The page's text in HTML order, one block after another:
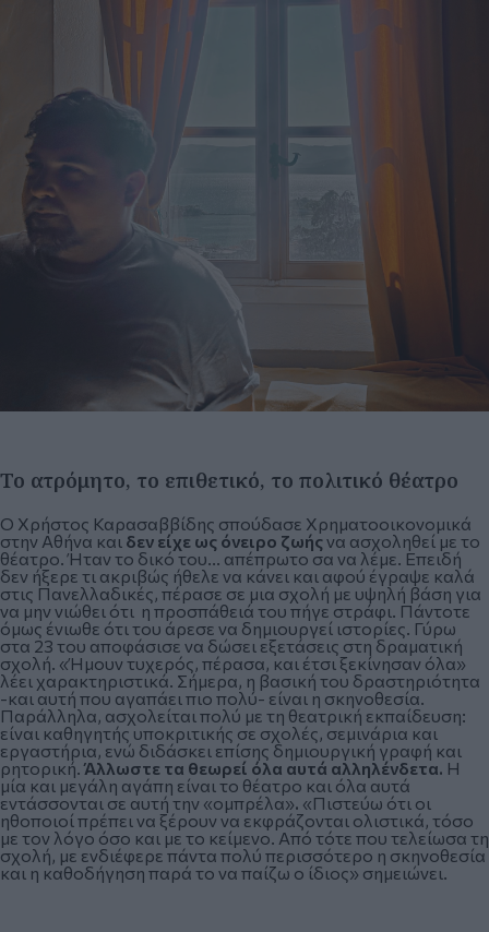
Το ατρόμητο, το επιθετικό, το πολιτικό θέατρο
Ο Χρήστος Καρασαββίδης σπούδασε Χρηματοοικονομικά
στην Αθήνα και δεν είχε ως όνειρο ζωήςνα ασχοληθεί με το
θέατρο . Ήταν το δικό του... απέπρωτο σα να λέμε. Επειδή
δεν ήξερε τι ακριβώς ήθελε να κάνει και αφού έγραψε καλά
στις Πανελλαδικές , πέρασε σε μια σχολή με υψηλή βάση για
να μην νιώθει ότι η προσπάθειά του πήγε στράφι. Πάντοτε
όμως ένιωθε ότι του άρεσε να δημιουργεί ιστορίες. Γύρω
στα 23 του αποφάσισε να δώσει εξετάσεις στη δραματική
σχολή. «Ήμουν τυχερός, πέρασα, και έτσι ξεκίνησαν όλα»
λέει χαρακτηριστικά. Σήμερα, η βασική του δραστηριότητα
-και αυτή που αγαπάει πιο πολύ- είναι η σκηνοθεσία.
Παράλληλα, ασχολείται πολύ με τη θεατρική εκπαίδευση:
είναι καθηγητής υποκριτικής σε σχολές, σεμινάρια και
εργαστήρια, ενώ διδάσκει επίσης δημιουργική γραφή και
ρητορική. Άλλωστε τα θεωρεί όλα αυτά αλληλένδετα. Η
μία και μεγάλη αγάπη είναι το θέατρο και όλα αυτά
εντάσσονται σε αυτή την «ομπρέλα». «Πιστεύω ότι οι
ηθοποιοί πρέπει να ξέρουν να εκφράζονται ολιστικά, τόσο
με τον λόγο όσο και με το κείμενο. Από τότε που τελείωσα τη
σχολή, με ενδιέφερε πάντα πολύ περισσότερο η σκηνοθεσία
και η καθοδήγηση παρά το να παίζω ο ίδιος» σημειώνει.